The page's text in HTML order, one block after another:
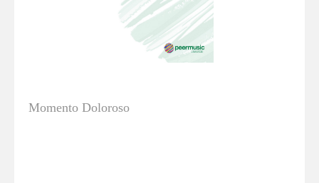
Momento Doloroso